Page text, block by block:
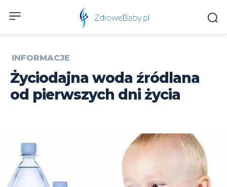
INFORMACJE
Życiodajna woda źródlana
od pierwszych dni życia